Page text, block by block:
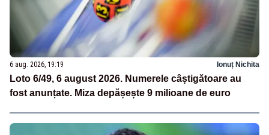
6 aug. 2026, 19:19 Ionuț Nichita
Loto 6/49, 6 august 2026. Numerele câștigătoare au
fost anunțate. Miza depășește 9 milioane de euro